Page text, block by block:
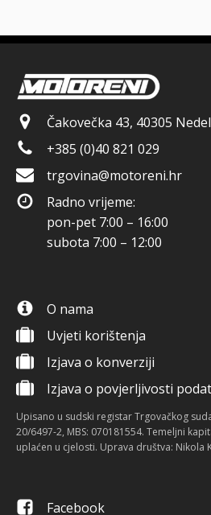
Čakovečka 43, 40305
+385 (0)40 821 029
trgovina@motoreni.hr
Radno vrijeme:
pon-pet 7:00 – 16:00
subota 7:00 – 12:00
O nama
Uvjeti korištenja
Izjava o konverziji
Izjava o povjerljivosti
Upisano u sudski registar Trgovačkog
20/6497-2, MBS: 070181554. Temeljni
uplaćen u cjelosti. Uprava društva: Nikola
Facebook